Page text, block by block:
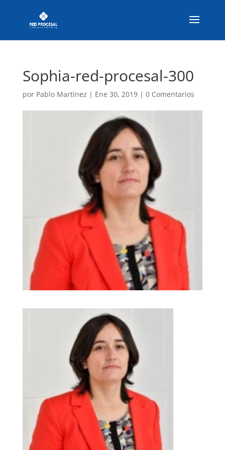
Sophia-red-procesal-300
por Pablo Martínez | Ene 30, 2019| 0 Comentarios